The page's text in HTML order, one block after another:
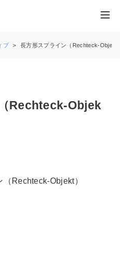
ブ 長方形スプライン（Rechteck-Objekt
Rechteck-Objek